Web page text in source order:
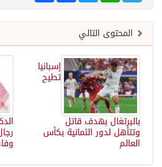
المحتوى التالي
إسبانيا
تطيح
بالبرتغال بهدف قاتل
وتتأهل لدور الثمانية بكأس
العالم